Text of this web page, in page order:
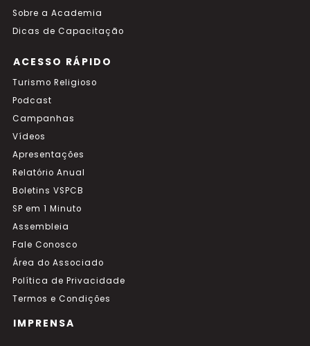
Sobre a Academia
Dicas de Capacitação
ACESSO RÁPIDO
Turismo Religioso
Podcast
Campanhas
Vídeos
Apresentações
Relatório Anual
Boletins VSPCB
SP em 1 Minuto
Assembleia
Fale Conosco
Área do Associado
Política de Privacidade
Termos e Condições
IMPRENSA